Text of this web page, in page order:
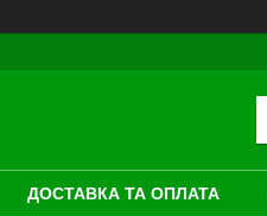
ДОСТАВКА ТА ОПЛАТА